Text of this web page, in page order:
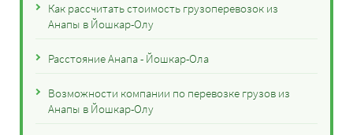
Как рассчитать стоимость грузоперевозок из
Анапы в Йошкар-Олу
Расстояние Анапа - Йошкар-Ола
Возможности компании по перевозке грузов из
Анапы в Йошкар-Олу